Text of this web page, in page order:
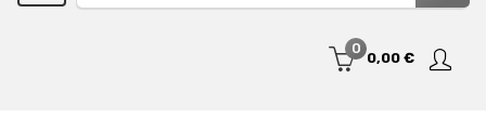
0
0,00 €